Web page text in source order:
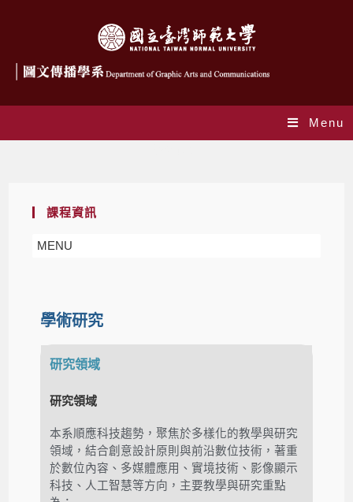
Menu
課程資訊
MENU
學術研究
研究領域
研究領域
本系順應科技趨勢，聚焦於多樣化的教學與研究
領域，結合創意設計原則與前沿數位技術， 著重
於數位內容 、 多媒體應用 、 實境技術 、 影像顯示
科技 、 人工智慧等方向， 主要教學與研究重點